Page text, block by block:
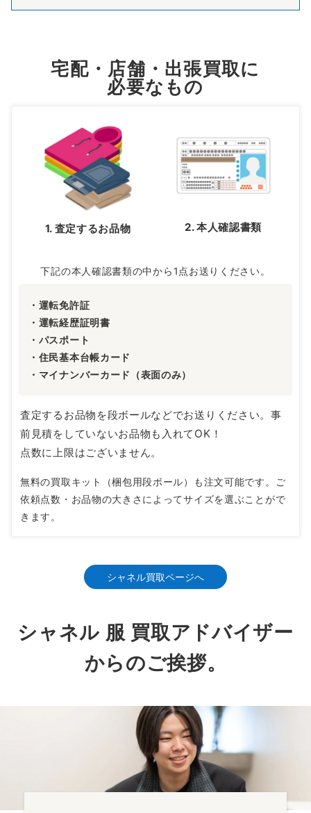
宅配・店舗・出張買取に
必要なもの
1. 査定するお品物 2. 本人確認書類
下記の本人確認書類の中から1点お送りください。
・運転免許証
・運転経歴証明書
・パスポート
・住民基本台帳カード
・マイナンバーカード（表面のみ）
査定するお品物を段ボールなどでお送りください。事
前見積をしていないお品物も入れてOK！
点数に上限はございません。
無料の買取キット（梱包用段ボール）も注文可能です。ご
依頼点数・お品物の大きさによってサイズを選ぶことがで
きます。
シャネル買取ページへ
シャネル 服 買取アドバイザー
からのご挨拶。